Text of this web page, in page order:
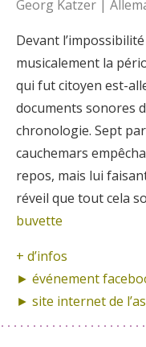
Georg Katzer |
Devant
musicalement la
qui fut citoyen est-
documents sonores
chronologie. Sept
cauchemars
repos, mais lui
réveil que tout cela
buvette
+ d’infos
► événement
► site internet de